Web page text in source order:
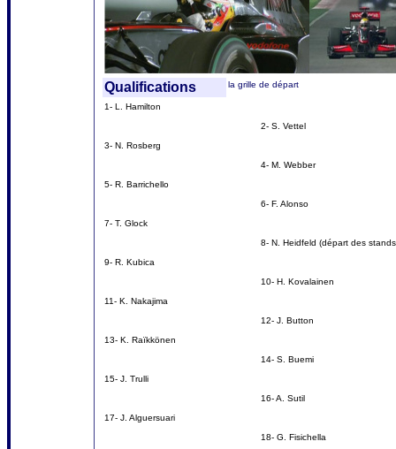
Qualifications la grille de départ
1- L. Hamilton
2- S. Vettel
3- N. Rosberg
4- M. Webber
5- R. Barrichello
6- F. Alonso
7- T. Glock
8- N. Heidfeld (départ des
9- R. Kubica
10- H. Kovalainen
11- K. Nakajima
12- J. Button
13- K. Raïkkönen
14- S. Buemi
15- J. Trulli
16- A. Sutil
17- J. Alguersuari
18- G. Fisichella